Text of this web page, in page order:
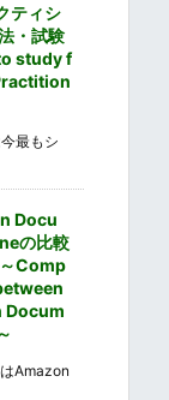
ティシ
・試験
study f
最もシ
Docu
の比較
Comp
Docum
Amazon